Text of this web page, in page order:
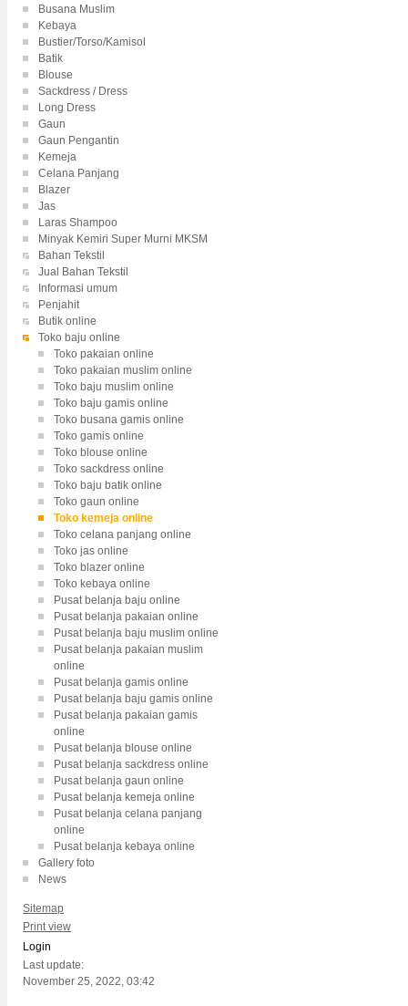
Busana Muslim
Kebaya
Bustier/Torso/Kamisol
Batik
Blouse
Sackdress / Dress
Long Dress
Gaun
Gaun Pengantin
Kemeja
Celana Panjang
Blazer
Jas
Laras Shampoo
Minyak Kemiri Super Murni MKSM
Bahan Tekstil
Jual Bahan Tekstil
Informasi umum
Penjahit
Butik online
Toko baju online
Toko pakaian online
Toko pakaian muslim online
Toko baju muslim online
Toko baju gamis online
Toko busana gamis online
Toko gamis online
Toko blouse online
Toko sackdress online
Toko baju batik online
Toko gaun online
Toko kemeja online
Toko celana panjang online
Toko jas online
Toko blazer online
Toko kebaya online
Pusat belanja baju online
Pusat belanja pakaian online
Pusat belanja baju muslim online
Pusat belanja pakaian muslim
online
Pusat belanja gamis online
Pusat belanja baju gamis online
Pusat belanja pakaian gamis
online
Pusat belanja blouse online
Pusat belanja sackdress online
Pusat belanja gaun online
Pusat belanja kemeja online
Pusat belanja celana panjang
online
Pusat belanja kebaya online
Gallery foto
News
Sitemap
Print view
Login
Last update:
November 25, 2022, 03:42